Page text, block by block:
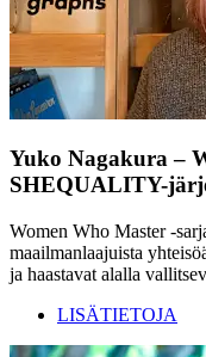
Yuko Nagakura –
SHEQUALITY-
Women Who Master -
maailmanlaajuista
ja haastavat alalla
LISÄTIETOJA